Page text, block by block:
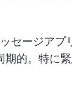
セージアプ
的。特に